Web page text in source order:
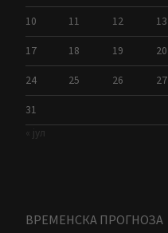
10 11 12 13
17 18 19 20
24 25 26 27
31
« јул
ВРЕМЕНСКА ПРОГНОЗА